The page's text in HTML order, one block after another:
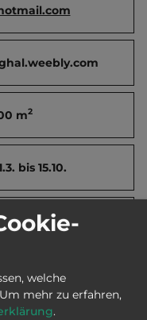
m2
bis 15.10.
98288
welche
Um mehr zu erfahren,
.